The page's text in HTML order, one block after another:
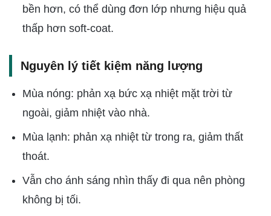
bền hơn, có thể dùng đơn lớp nhưng hiệu quả
thấp hơn soft-coat.
Nguyên lý tiết kiệm năng lượng
Mùa nóng: phản xạ bức xạ nhiệt mặt trời từ
ngoài, giảm nhiệt vào nhà.
Mùa lạnh: phản xạ nhiệt từ trong ra, giảm thất
thoát.
Vẫn cho ánh sáng nhìn thấy đi qua nên phòng
không bị tối.